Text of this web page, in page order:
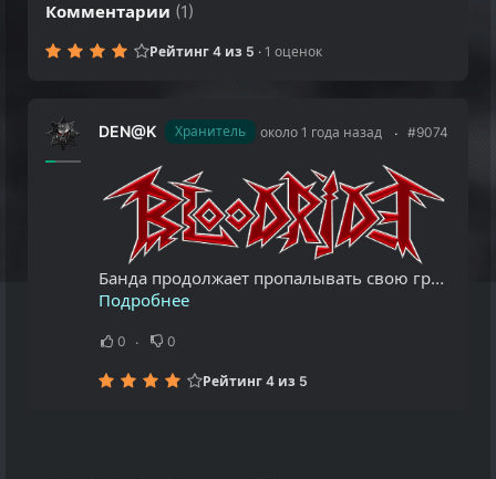
Комментарии (1)
Рейтинг 4 из 5 · 1 оценок
DEN@K Хранитель около 1 года назад #9074
Банда продолжает пропалывать свою грядку ... Жирный кач по заветам партии ... Единственно, повторюсь, что с каждым годом хитовости всё меньше, а крен в грув всё больше ... В целом же - альбом выше среднего, четвертак...
Подробнее
0 0
Рейтинг 4 из 5